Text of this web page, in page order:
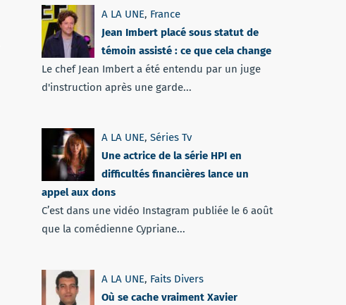
A LA UNE, France
Jean Imbert placé sous statut de
témoin assisté : ce que cela change
Le chef Jean Imbert a été entendu par un juge
d'instruction après une garde...
A LA UNE, Séries Tv
Une actrice de la série HPI en
difficultés financières lance un
appel aux dons
C’est dans une vidéo Instagram publiée le 6 août
que la comédienne Cypriane...
A LA UNE, Faits Divers
Où se cache vraiment Xavier